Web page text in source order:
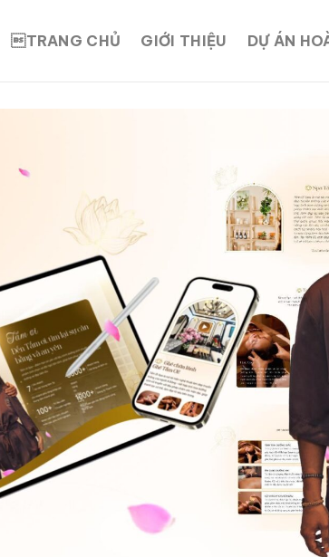
TRANG CHỦ GIỚI THIỆU DỰ ÁN